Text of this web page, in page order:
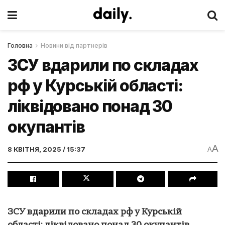
Головна Новини від партнерів
ЗСУ вдарили по складах
рф у Курській області:
ліквідовано понад 30
окупантів
8 КВІТНЯ, 2025 / 15:37 AA
ЗСУ вдарили по складах рф у Курській